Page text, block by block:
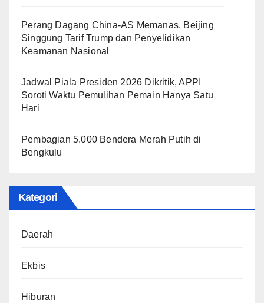
Perang Dagang China-AS Memanas, Beijing
Singgung Tarif Trump dan Penyelidikan
Keamanan Nasional
Jadwal Piala Presiden 2026 Dikritik, APPI
Soroti Waktu Pemulihan Pemain Hanya Satu
Hari
Pembagian 5.000 Bendera Merah Putih di
Bengkulu
Kategori
Daerah
Ekbis
Hiburan